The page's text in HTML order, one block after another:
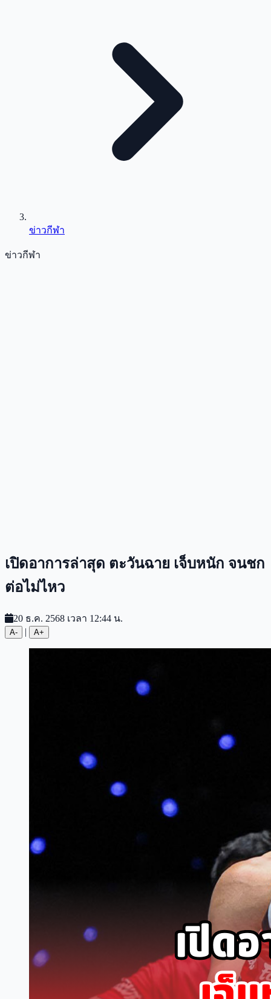
ข่าวกีฬา
ข่าวกีฬา
เปิดอาการล่าสุด ตะวันฉาย เจ็บหนัก จนชก
ต่อไม่ไหว
20 ธ.ค. 2568 เวลา 12:44 น.
A- | A+